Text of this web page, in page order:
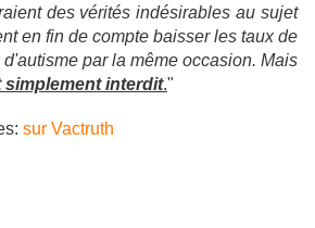
des vérités indésirables au sujet
en fin de compte baisser les taux de
par la même occasion. Mais
simplement interdit."
sur Vactruth